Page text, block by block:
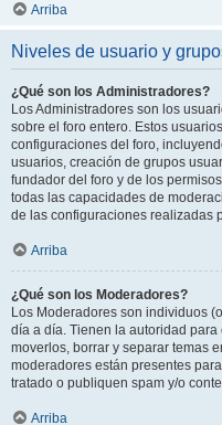
Arriba
Niveles de usuario y
¿Qué son los Administradores?
Los Administradores son los
sobre el foro entero. Estos
configuraciones del foro,
usuarios, creación de grupos
fundador del foro y de los
todas las capacidades de
de las configuraciones realizadas
Arriba
¿Qué son los Moderadores?
Los Moderadores son individuos
día a día. Tienen la autoridad
moverlos, borrar y separar temas
moderadores están presentes
tratado o publiquen spam y/o
Arriba